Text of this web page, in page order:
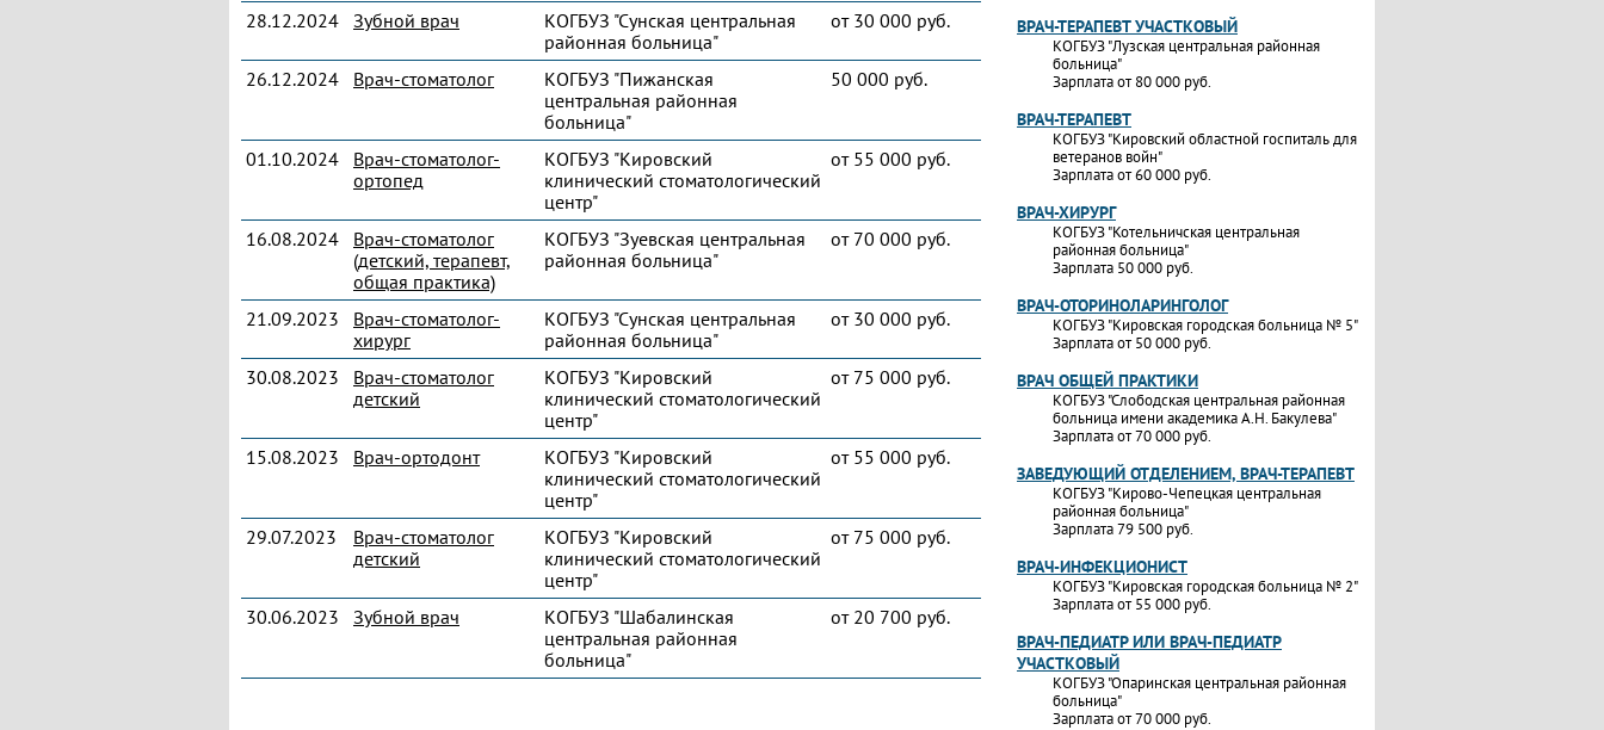
28.12.2024 Зубной врач
КОГБУЗ "Сунская центральная
районная больница"
от 30 000 руб.
26.12.2024 Врач-стоматолог
КОГБУЗ "Пижанская
центральная районная
больница"
50 000 руб.
01.10.2024
Врач-стоматолог-
ортопед
КОГБУЗ "Кировский
клинический стоматологический
центр"
от 55 000 руб.
16.08.2024
Врач-стоматолог
(детский, терапевт,
общая практика)
КОГБУЗ "Зуевская центральная
районная больница"
от 70 000 руб.
21.09.2023
Врач-стоматолог-
хирург
КОГБУЗ "Сунская центральная
районная больница"
от 30 000 руб.
30.08.2023
Врач-стоматолог
детский
КОГБУЗ "Кировский
клинический стоматологический
центр"
от 75 000 руб.
15.08.2023 Врач-ортодонт
КОГБУЗ "Кировский
клинический стоматологический
центр"
от 55 000 руб.
29.07.2023
Врач-стоматолог
детский
КОГБУЗ "Кировский
клинический стоматологический
центр"
от 75 000 руб.
30.06.2023 Зубной врач
КОГБУЗ "Шабалинская
центральная районная
больница"
от 20 700 руб.
ВРАЧ-ТЕРАПЕВТ УЧАСТКОВЫЙ
КОГБУЗ "Лузская центральная районная
больница"
Зарплата от 80 000 руб.
ВРАЧ-ТЕРАПЕВТ
КОГБУЗ "Кировский областной госпиталь для
ветеранов войн"
Зарплата от 60 000 руб.
ВРАЧ-ХИРУРГ
КОГБУЗ "Котельничская центральная
районная больница"
Зарплата 50 000 руб.
ВРАЧ-ОТОРИНОЛАРИНГОЛОГ
КОГБУЗ "Кировская городская больница № 5"
Зарплата от 50 000 руб.
ВРАЧ ОБЩЕЙ ПРАКТИКИ
КОГБУЗ "Слободская центральная районная
больница имени академика А.Н. Бакулева"
Зарплата от 70 000 руб.
ЗАВЕДУЮЩИЙ ОТДЕЛЕНИЕМ, ВРАЧ-ТЕРАПЕВТ
КОГБУЗ "Кирово-Чепецкая центральная
районная больница"
Зарплата 79 500 руб.
ВРАЧ-ИНФЕКЦИОНИСТ
КОГБУЗ "Кировская городская больница № 2"
Зарплата от 55 000 руб.
ВРАЧ-ПЕДИАТР ИЛИ ВРАЧ-ПЕДИАТР
УЧАСТКОВЫЙ
КОГБУЗ "Опаринская центральная районная
больница"
Зарплата от 70 000 руб.